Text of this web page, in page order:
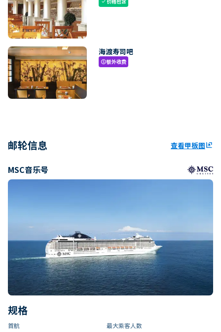
check
海渡寿司吧
paid额外收费
邮轮信息 查看甲板图ungroup
MSC音乐号
规格
首航 最大乘客人数